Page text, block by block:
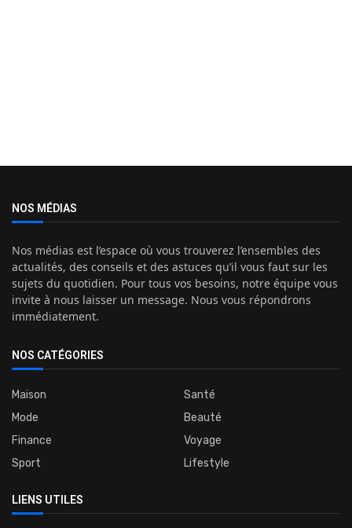
NOS MÉDIAS
Nos médias est l’espace où vous trouverez l’ensembles des
actualités, des conseils et des astuces qu’il vous faut sur les
sujets du quotidien. Pour tous vos besoins, notre équipe vous
invite à nous laisser un message. Nous vous répondrons
immédiatement.
NOS CATÉGORIES
Maison
Santé
Mode
Beauté
Finance
Voyage
Sport
Lifestyle
LIENS UTILES